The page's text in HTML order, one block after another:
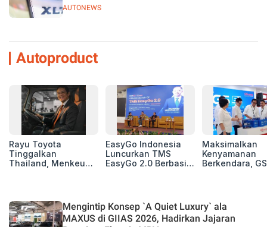
AUTONEWS
Autoproduct
Rayu Toyota
Tinggalkan
Thailand, Menkeu
Basis Produksi
ASEAN
EasyGo Indonesia
Luncurkan TMS
EasyGo 2.0 Berbasis
Maksimalkan
Kenyamanan
Berkendara,
2026
Mengintip Konsep `A Quiet Luxury` ala
MAXUS di GIIAS 2026, Hadirkan Jajaran